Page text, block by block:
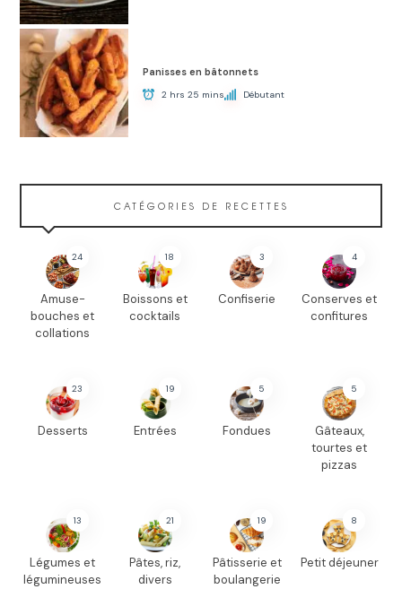
Panisses en bâtonnets
2 hrs 25 mins Débutant
CATÉGORIES DE RECETTES
24
Amuse-
bouches et
collations
18
Boissons et
cocktails
3
Confiserie
4
Conserves et
confitures
23
Desserts
19
Entrées
5
Fondues
5
Gâteaux,
tourtes et
pizzas
13
Légumes et
légumineuses
21
Pâtes, riz,
divers
19
Pâtisserie et
boulangerie
8
Petit déjeuner